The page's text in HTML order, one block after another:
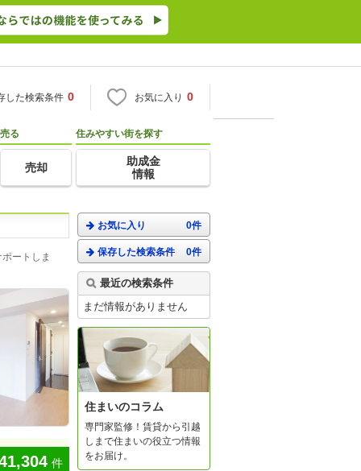
した検索条件 0 お気に入り 0
売る
売却
住みやすい街を探す
助成金
情報
ートしま
件
お気に入り 0件
保存した検索条件 0件
最近の検索条件
まだ情報がありません
住まいのコラム
専門家監修！賃貸から引越
しまで住まいの役立つ情報
をお届け。